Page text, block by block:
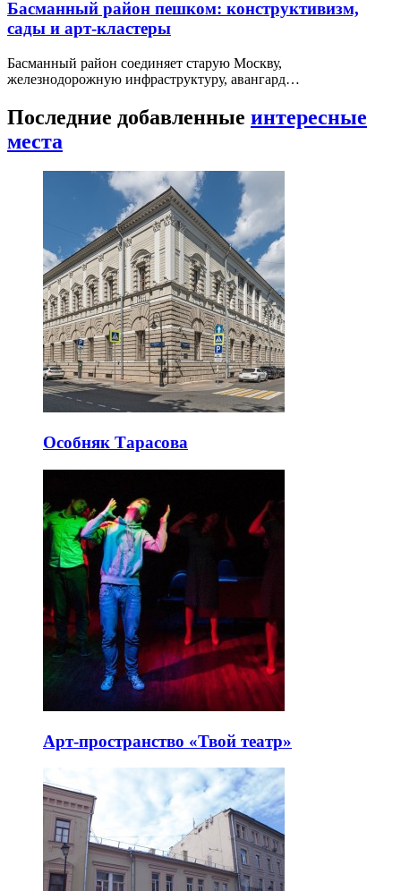
Басманный район пешком: конструктивизм,
сады и арт-кластеры
Басманный район соединяет старую Москву,
железнодорожную инфраструктуру, авангард…
Последние добавленные интересные
места
Особняк Тарасова
Арт-пространство «Твой театр»